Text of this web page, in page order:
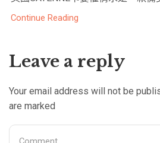
Continue Reading
Leave a reply
Your email address will not be
are marked